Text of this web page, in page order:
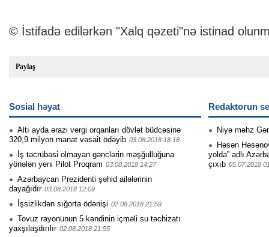
© İstifadə edilərkən "Xalq qəzeti"nə istinad
Paylaş
Sosial həyat
Altı ayda ərazi vergi orqanları dövlət büdcəsinə
320,9 milyon manat vəsait ödəyib 03.08.2018 18:18
İş təcrübəsi olmayan gənclərin məşğulluğuna
yönələn yeni Pilot Proqram 03.08.2018 14:27
Azərbaycan Prezidenti şəhid ailələrinin
dayağıdır 03.08.2018 12:09
İşsizlikdən sığorta ödənişi 02.08.2018 21:59
Tovuz rayonunun 5 kəndinin içməli su təchizatı
yaxşılaşdırılır 02.08.2018 21:55
Redaktorun
Niyə məhz
Həsən
yolda” adlı
çıxıb 05.07.2018